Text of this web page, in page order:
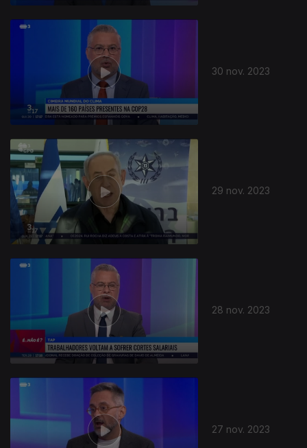
30 nov. 2023
29 nov. 2023
28 nov. 2023
27 nov. 2023